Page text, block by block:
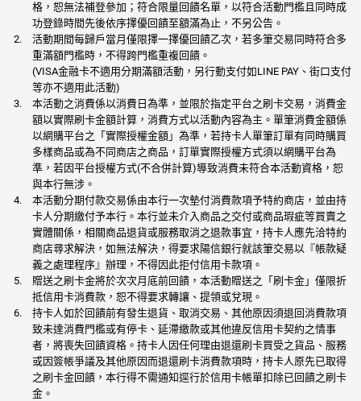
格，恕無法補登參加；符合限量回饋名單，以符合活動門檻且同時成
功登錄時間先後依序擇優回饋至額滿為止，不另公告。
活動期間每歸戶當月僅限擇一擇優回饋乙次，若多筆交易同時符合多
重滿額門檻時，不得跨門檻重複回饋。
(VISA金融卡不適用分期滿額活動，另行動支付如LINE PAY、街口支付
等亦不適用此活動)
本活動之消費係以消費日為準，並限於指定平台之刷卡交易，消費金
額以實際刷卡金額計算，消費方式以活動內容為主。單筆消費金額係
以網購平台之「實際授權金額」為準，若持卡人單筆訂單有同時購買
多樣商品或為不同商店之商品，訂單實際授權方式須以網購平台為
準，若因平台授權方式(不合併計算)導致消費未符合本活動資格，恕
與本行無涉。
本活動分期付款交易係由本行一次墊付消費款項予特約商店，並由持
卡人分期繳付予本行。本行並未介入商品之交付或商品瑕疵等買賣之
實體關係，相關商品退貨或服務取消之退款事宜，持卡人應先洽特約
商店尋求解決，如無法解決，得要求陽信銀行就該筆交易以『帳款疑
義之處理程序』辦理，不得因此拒付信用卡款項。
贈送之刷卡金將於次次月底前回饋，本活動贈送之「刷卡金」僅限折
抵信用卡消費款，恕不得要求轉讓、提領或兌現。
持卡人如於回饋前有發生退貨、取消交易、其他原因須退回消費款項
致未達消費門檻或有停卡、延滯繳款或其他違反信用卡契約之情事
者，將喪失回饋資格。持卡人因任何理由退還刷卡買受之貨品、服務
或因簽帳爭議及其他原因而退還刷卡消費款項時，持卡人原先已取得
之刷卡金回饋，本行得不需通知逕行於信用卡帳單扣除已回饋之刷卡
金。